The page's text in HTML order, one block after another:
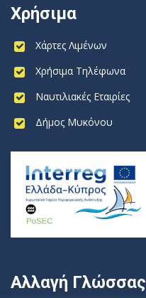
Χρήσιμα
Χάρτες Λιμένων
Χρήσιμα Τηλέφωνα
Ναυτιλιακές Εταιρίες
Δήμος Μυκόνου
Αλλαγή Γλώσσας